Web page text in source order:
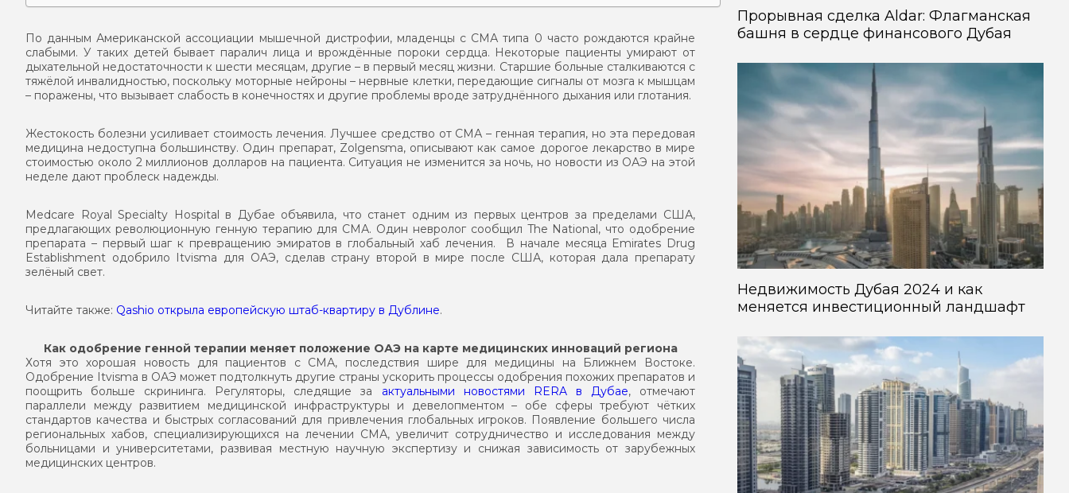
По данным Американской ассоциации мышечной дистрофии, младенцы с СМА типа 0 часто рождаются крайне
слабыми. У таких детей бывает паралич лица и врождённые пороки сердца. Некоторые пациенты умирают от
дыхательной недостаточности к шести месяцам, другие – в первый месяц жизни. Старшие больные сталкиваются с
тяжёлой инвалидностью, поскольку моторные нейроны – нервные клетки, передающие сигналы от мозга к мышцам
– поражены, что вызывает слабость в конечностях и другие проблемы вроде затруднённого дыхания или глотания.
Жестокость болезни усиливает стоимость лечения. Лучшее средство от СМА – генная терапия, но эта передовая
медицина недоступна большинству. Один препарат, Zolgensma, описывают как самое дорогое лекарство в мире
стоимостью около 2 миллионов долларов на пациента. Ситуация не изменится за ночь, но новости из ОАЭ на этой
неделе дают проблеск надежды.
Medcare Royal Specialty Hospital в Дубае объявила, что станет одним из первых центров за пределами США,
предлагающих революционную генную терапию для СМА. Один невролог сообщил The National, что одобрение
препарата – первый шаг к превращению эмиратов в глобальный хаб лечения. В начале месяца Emirates Drug
Establishment одобрило Itvisma для ОАЭ, сделав страну второй в мире после США, которая дала препарату
зелёный свет.
Читайте также: Qashio открыла европейскую штаб-квартиру в Дублине.
Как одобрение генной терапии меняет положение ОАЭ на карте медицинских инноваций региона
Хотя это хорошая новость для пациентов с СМА, последствия шире для медицины на Ближнем Востоке.
Одобрение Itvisma в ОАЭ может подтолкнуть другие страны ускорить процессы одобрения похожих препаратов и
поощрить больше скрининга. Регуляторы, следящие за актуальными новостями RERA в Дубае, отмечают
параллели между развитием медицинской инфраструктуры и девелопментом – обе сферы требуют чётких
стандартов качества и быстрых согласований для привлечения глобальных игроков. Появление большего числа
региональных хабов, специализирующихся на лечении СМА, увеличит сотрудничество и исследования между
больницами и университетами, развивая местную научную экспертизу и снижая зависимость от зарубежных
медицинских центров.
Прорывная сделка Aldar: Флагманская
башня в сердце финансового Дубая
Недвижимость Дубая 2024 и как
меняется инвестиционный ландшафт